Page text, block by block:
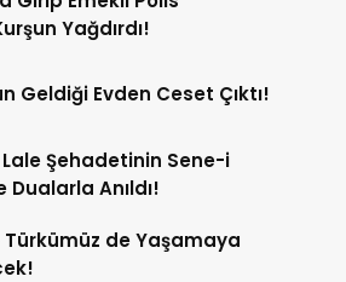
Yağdırdı!
Geldiği Evden Ceset Çıktı!
Şehadetinin Sene-i
Dualarla Anıldı!
Türkümüz de Yaşamaya